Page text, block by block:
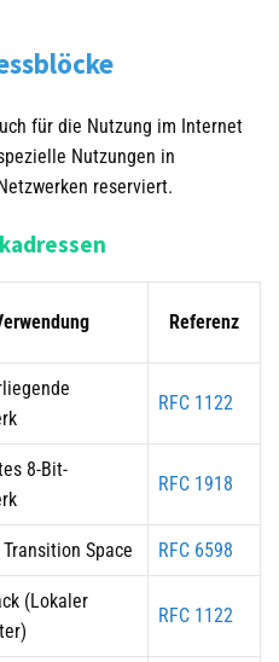
für die Nutzung im Internet
Nutzungen in
reserviert.
Referenz
RFC 1122
8-Bit-
RFC 1918
Space RFC 6598
(Lokaler
RFC 1122